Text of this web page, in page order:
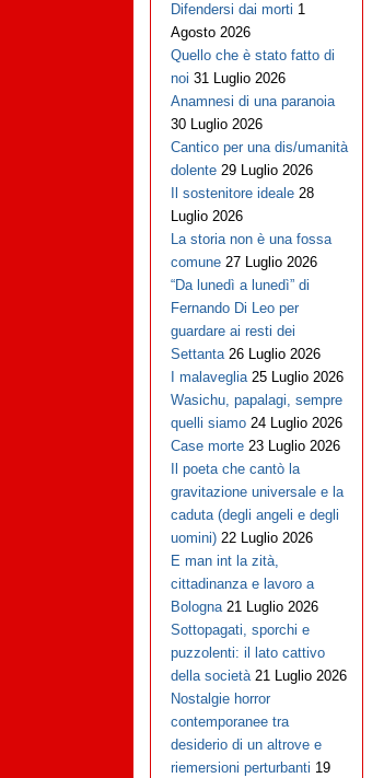
Difendersi dai morti 1
Agosto 2026
Quello che è stato fatto di
noi 31 Luglio 2026
Anamnesi di una paranoia
30 Luglio 2026
Cantico per una dis/umanità
dolente 29 Luglio 2026
Il sostenitore ideale 28
Luglio 2026
La storia non è una fossa
comune 27 Luglio 2026
“Da lunedì a lunedì” di
Fernando Di Leo per
guardare ai resti dei
Settanta 26 Luglio 2026
I malaveglia 25 Luglio 2026
Wasichu, papalagi, sempre
quelli siamo 24 Luglio 2026
Case morte 23 Luglio 2026
Il poeta che cantò la
gravitazione universale e la
caduta (degli angeli e degli
uomini) 22 Luglio 2026
E man int la zità,
cittadinanza e lavoro a
Bologna 21 Luglio 2026
Sottopagati, sporchi e
puzzolenti: il lato cattivo
della società 21 Luglio 2026
Nostalgie horror
contemporanee tra
desiderio di un altrove e
riemersioni perturbanti 19